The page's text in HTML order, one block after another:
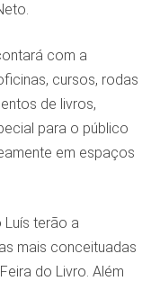
com a
cursos, rodas
de livros,
para o público
em espaços
Luís terão a
mais conceituadas
do Livro. Além